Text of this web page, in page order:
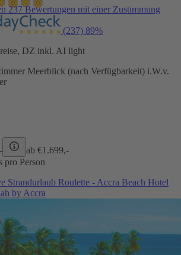
237 Bewertungen mit einer Zustimmung
(237) 89%
DZ inkl. AI light
Meerblick (nach Verfügbarkeit) i.W.v.
ab €1.699,-
pro Person
Strandurlaub Roulette - Accra Beach Hotel
by Accra